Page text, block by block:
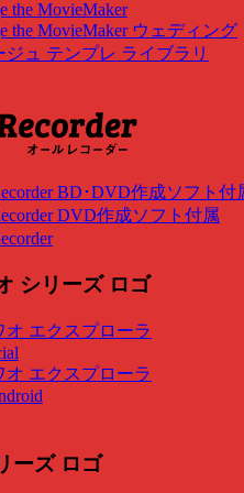
the MovieMaker
the MovieMaker ウェディング
ジュ テンプレ ライブラリ
BD･DVD作成ソフト付
DVD作成ソフト付属
オ エクスプローラ
オ エクスプローラ